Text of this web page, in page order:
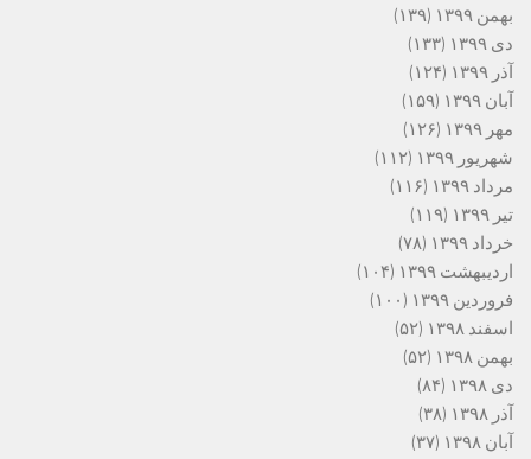
بهمن ۱۳۹۹
(۱۳۹)
دی ۱۳۹۹
(۱۳۳)
آذر ۱۳۹۹
(۱۲۴)
آبان ۱۳۹۹
(۱۵۹)
مهر ۱۳۹۹
(۱۲۶)
شهریور ۱۳۹۹
(۱۱۲)
مرداد ۱۳۹۹
(۱۱۶)
تیر ۱۳۹۹
(۱۱۹)
خرداد ۱۳۹۹
(۷۸)
اردیبهشت ۱۳۹۹
(۱۰۴)
فروردین ۱۳۹۹
(۱۰۰)
اسفند ۱۳۹۸
(۵۲)
بهمن ۱۳۹۸
(۵۲)
دی ۱۳۹۸
(۸۴)
آذر ۱۳۹۸
(۳۸)
آبان ۱۳۹۸
(۳۷)